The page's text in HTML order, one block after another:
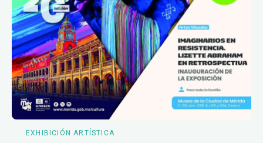
EXHIBICIÓN ARTÍSTICA